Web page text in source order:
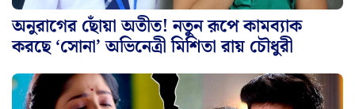
অনুরাগের ছোঁয়া অতীত! নতুন রূপে কামব্যাক
করছে ‘সোনা’ অভিনেত্রী মিশিতা রায় চৌধুরী